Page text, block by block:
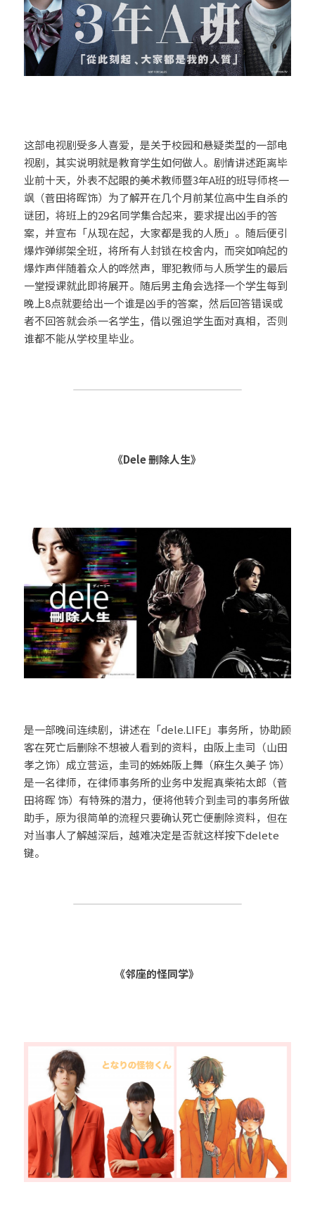
这部电视剧受多人喜爱，是关于校园和悬疑类型的一部电
视剧，其实说明就是教育学生如何做人。剧情讲述距离毕
业前十天，外表不起眼的美术教师暨3年A班的班导师柊一
飒（菅田将晖饰）为了解开在几个月前某位高中生自杀的
谜团，将班上的29名同学集合起来，要求提出凶手的答
案，并宣布「从现在起，大家都是我的人质」。随后便引
爆炸弹绑架全班，将所有人封锁在校舍内，而突如响起的
爆炸声伴随着众人的哗然声，罪犯教师与人质学生的最后
一堂授课就此即将展开。随后男主角会选择一个学生每到
晚上8点就要给出一个谁是凶手的答案，然后回答错误或
者不回答就会杀一名学生，借以强迫学生面对真相，否则
谁都不能从学校里毕业。
《Dele 删除人生》
是一部晚间连续剧，讲述在「dele.LIFE」事务所，协助顾
客在死亡后删除不想被人看到的资料，由阪上圭司（山田
孝之饰）成立营运，圭司的姊姊阪上舞（麻生久美子 饰）
是一名律师，在律师事务所的业务中发掘真柴祐太郎（菅
田将晖 饰）有特殊的潜力，便将他转介到圭司的事务所做
助手，原为很简单的流程只要确认死亡便删除资料，但在
对当事人了解越深后，越难决定是否就这样按下delete
键。
《邻座的怪同学》